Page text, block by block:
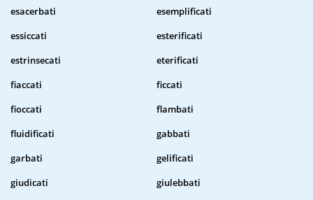
esacerbati
esemplificati
essiccati
esterificati
estrinsecati
eterificati
fiaccati
ficcati
fioccati
flambati
fluidificati
gabbati
garbati
gelificati
giudicati
giulebbati